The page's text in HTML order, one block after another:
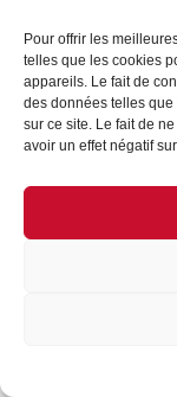
Pour offrir les
telles que les cookies
appareils. Le fait de
des données telles
sur ce site. Le fait de
avoir un effet négatif